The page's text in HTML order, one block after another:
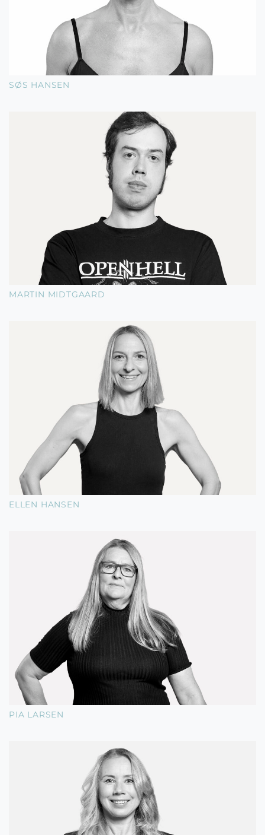
SØS HANSEN
MARTIN MIDTGAARD
ELLEN HANSEN
PIA LARSEN